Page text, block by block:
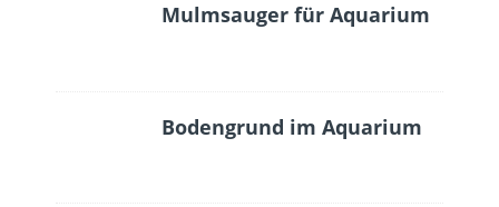
Mulmsauger für Aquarium
Bodengrund im Aquarium